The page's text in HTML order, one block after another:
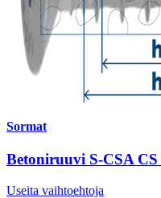
Sormat
Betoniruuvi S-CSA
Useita vaihtoehtoja